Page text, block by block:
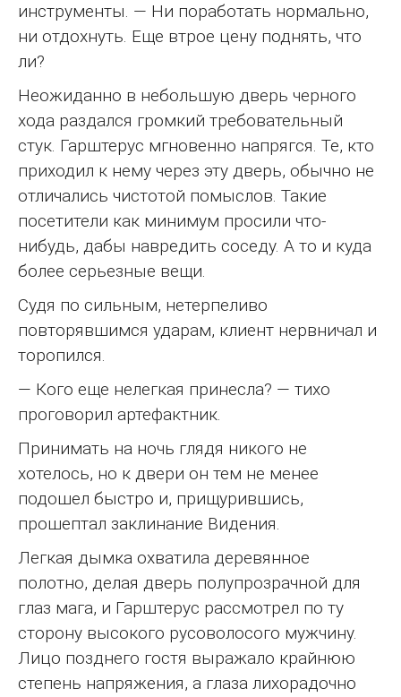
инструменты. — Ни поработать нормально,
ни отдохнуть. Еще втрое цену поднять, что
ли?
Неожиданно в небольшую дверь черного
хода раздался громкий требовательный
стук. Гарштерус мгновенно напрягся. Те, кто
приходил к нему через эту дверь, обычно не
отличались чистотой помыслов. Такие
посетители как минимум просили что-
нибудь, дабы навредить соседу. А то и куда
более серьезные вещи.
Судя по сильным, нетерпеливо
повторявшимся ударам, клиент нервничал и
торопился.
— Кого еще нелегкая принесла? — тихо
проговорил артефактник.
Принимать на ночь глядя никого не
хотелось, но к двери он тем не менее
подошел быстро и, прищурившись,
прошептал заклинание Видения.
Легкая дымка охватила деревянное
полотно, делая дверь полупрозрачной для
глаз мага, и Гарштерус рассмотрел по ту
сторону высокого русоволосого мужчину.
Лицо позднего гостя выражало крайнюю
степень напряжения, а глаза лихорадочно